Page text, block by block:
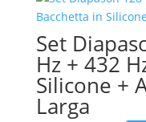
Set
Hz + 432
Silicone +
Larga